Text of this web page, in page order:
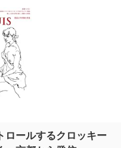
ロールするクロッキー